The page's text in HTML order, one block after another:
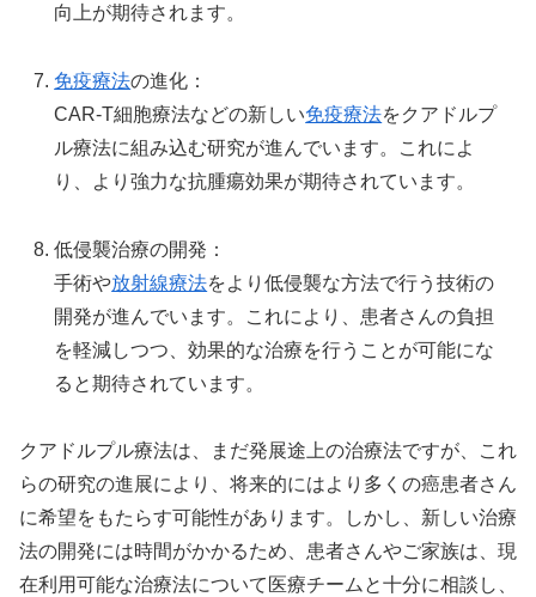
向上が期待されます。
免疫療法の進化：
CAR-T細胞療法などの新しい免疫療法をクアドルプ
ル療法に組み込む研究が進んでいます。これによ
り、より強力な抗腫瘍効果が期待されています。
低侵襲治療の開発：
手術や放射線療法をより低侵襲な方法で行う技術の
開発が進んでいます。これにより、患者さんの負担
を軽減しつつ、効果的な治療を行うことが可能にな
ると期待されています。
クアドルプル療法は、まだ発展途上の治療法ですが、これ
らの研究の進展により、将来的にはより多くの癌患者さん
に希望をもたらす可能性があります。しかし、新しい治療
法の開発には時間がかかるため、患者さんやご家族は、現
在利用可能な治療法について医療チームと十分に相談し、